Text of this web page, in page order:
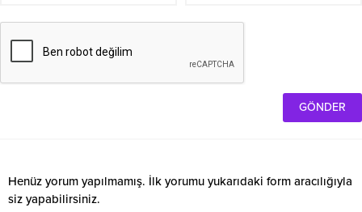
Henüz yorum yapılmamış. İlk yorumu yukarıdaki form aracılığıyla
siz yapabilirsiniz.